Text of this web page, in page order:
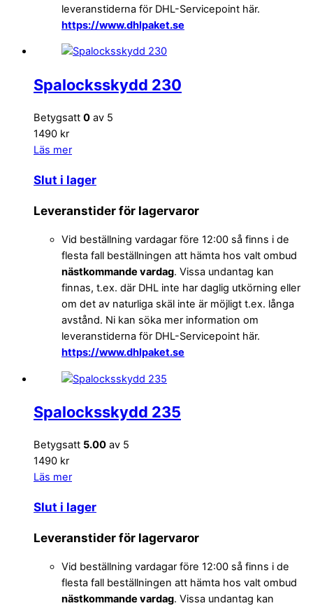
leveranstiderna för DHL-Servicepoint här.
https://www.dhlpaket.se
Spalocksskydd 230
Betygsatt 0 av 5
1490 kr
Läs mer
Slut i lager
Leveranstider för lagervaror
Vid beställning vardagar före 12:00 så finns i de
flesta fall beställningen att hämta hos valt ombud
nästkommande vardag. Vissa undantag kan
finnas, t.ex. där DHL inte har daglig utkörning eller
om det av naturliga skäl inte är möjligt t.ex. långa
avstånd. Ni kan söka mer information om
leveranstiderna för DHL-Servicepoint här.
https://www.dhlpaket.se
Spalocksskydd 235
Betygsatt 5.00 av 5
1490 kr
Läs mer
Slut i lager
Leveranstider för lagervaror
Vid beställning vardagar före 12:00 så finns i de
flesta fall beställningen att hämta hos valt ombud
nästkommande vardag. Vissa undantag kan